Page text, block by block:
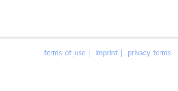
terms_of_use imprint privacy_terms